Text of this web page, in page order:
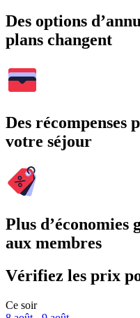
Des options
plans changent
Des récompenses
votre séjour
Plus d’économies
aux membres
Vérifiez les prix
Ce soir